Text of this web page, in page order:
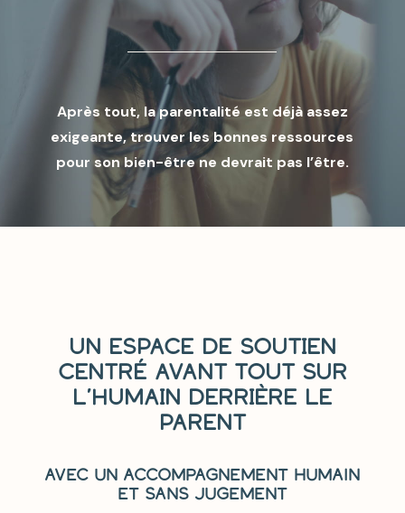
Après tout, la parentalité est déjà assez
exigeante, trouver les bonnes ressources
pour son bien-être ne devrait pas l’être.
UN ESPACE DE SOUTIEN
CENTRÉ AVANT TOUT SUR
L’HUMAIN DERRIÈRE LE
PARENT
avec un accompagnement humain
et sans jugement